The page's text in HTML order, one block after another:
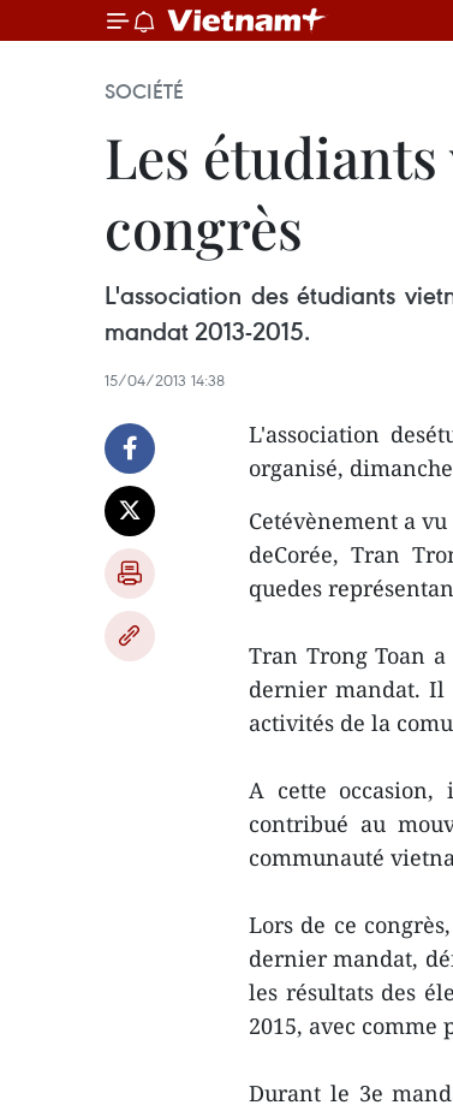
SOCIÉTÉ
Les
congrès
L'association des étudiants
mandat 2013-2015.
15/04/2013 14:38
L'association
organisé,
Cetévènement a
deCorée, Tran
quedes
Tran Trong Toan
dernier mandat. Il
activités de la
A cette occasion,
contribué au
communauté
Lors de ce
dernier mandat,
les résultats des
2015, avec comme
Durant le 3e